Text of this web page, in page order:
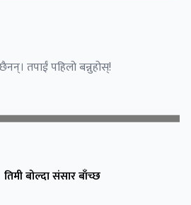
तपाईं पहिलो बन्नुहोस्!
तिमी बोल्दा संसार बाँच्छ